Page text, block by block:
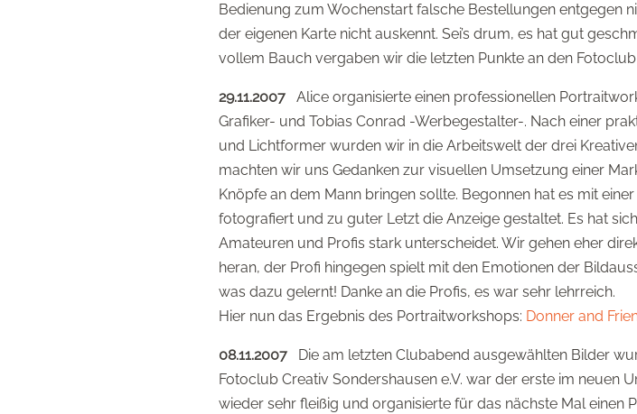
Bedienung zum Wochenstart falsche Bestellungen entgegen
der eigenen Karte nicht auskennt. Sei’s drum, es hat gut
vollem Bauch vergaben wir die letzten Punkte an den
29.11.2007Alice organisierte einen professionellen
Grafiker- und Tobias Conrad -Werbegestalter-. Nach einer
und Lichtformer wurden wir in die Arbeitswelt der drei
machten wir uns Gedanken zur visuellen Umsetzung einer
Knöpfe an dem Mann bringen sollte. Begonnen hat es mit
fotografiert und zu guter Letzt die Anzeige gestaltet. Es hat
Amateuren und Profis stark unterscheidet. Wir gehen eher
heran, der Profi hingegen spielt mit den Emotionen der
was dazu gelernt! Danke an die Profis, es war sehr lehrreich.
Hier nun das Ergebnis des Portraitworkshops: Donner and
08.11.2007Die am letzten Clubabend ausgewählten Bilder
Fotoclub Creativ Sondershausen e.V. war der erste im neuen
wieder sehr fleißig und organisierte für das nächste Mal einen